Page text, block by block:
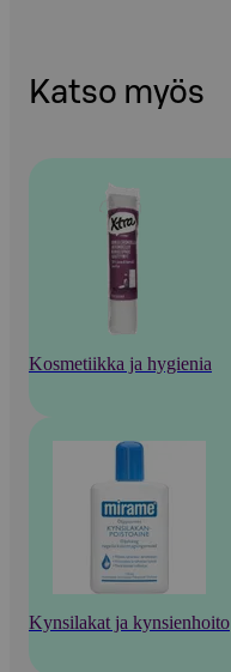
Katso myös
Kosmetiikka ja hygienia
Kynsilakat ja kynsienhoito